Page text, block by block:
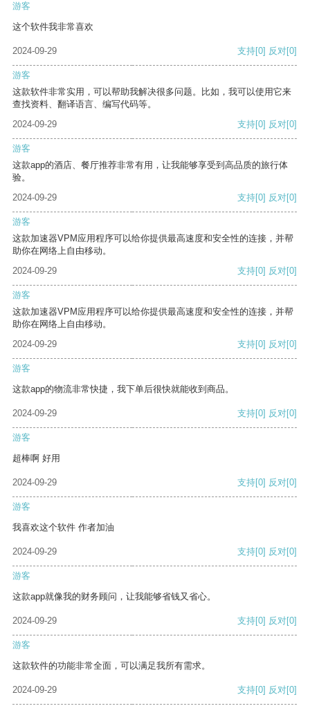
游客
这个软件我非常喜欢
2024-09-29 支持[0] 反对[0]
游客
这款软件非常实用，可以帮助我解决很多问题。比如，我可以使用它来
查找资料、翻译语言、编写代码等。
2024-09-29
支持[0] 反对[0]
游客
这款app的酒店、餐厅推荐非常有用，让我能够享受到高品质的旅行体
验。
2024-09-29
支持[0] 反对[0]
游客
这款加速器VPM应用程序可以给你提供最高速度和安全性的连接，并帮
助你在网络上自由移动。
2024-09-29
支持[0] 反对[0]
游客
这款加速器VPM应用程序可以给你提供最高速度和安全性的连接，并帮
助你在网络上自由移动。
2024-09-29
支持[0] 反对[0]
游客
这款app的物流非常快捷，我下单后很快就能收到商品。
2024-09-29 支持[0] 反对[0]
游客
超棒啊 好用
2024-09-29 支持[0] 反对[0]
游客
我喜欢这个软件 作者加油
2024-09-29 支持[0] 反对[0]
游客
这款app就像我的财务顾问，让我能够省钱又省心。
2024-09-29 支持[0] 反对[0]
游客
这款软件的功能非常全面，可以满足我所有需求。
2024-09-29 支持[0] 反对[0]